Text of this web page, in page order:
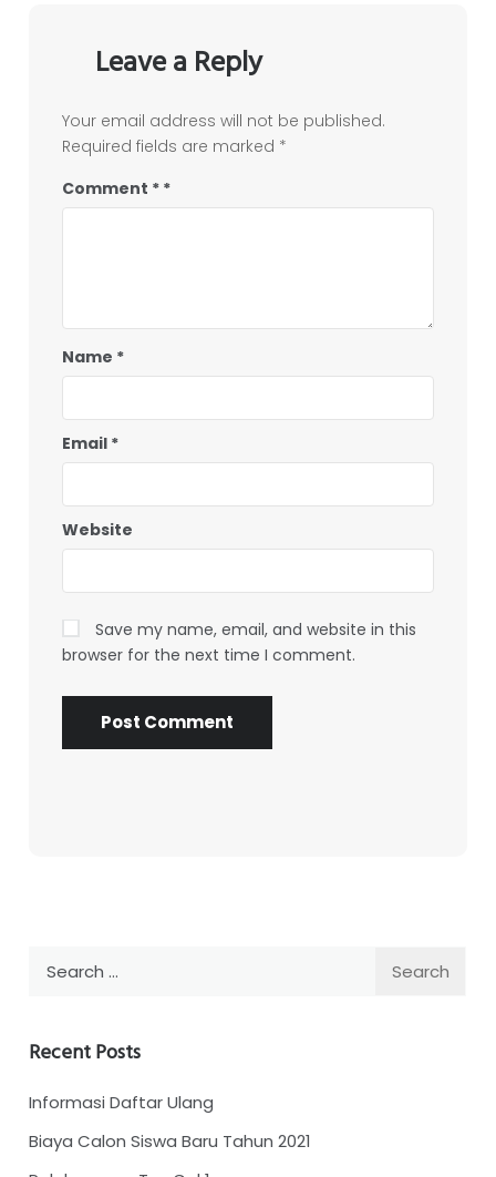
Leave a Reply
Your email address will not be published.
Required fields are marked *
Comment *
Name *
Email *
Website
Save my name, email, and website in this
browser for the next time I comment.
Recent Posts
Informasi Daftar Ulang
Biaya Calon Siswa Baru Tahun 2021